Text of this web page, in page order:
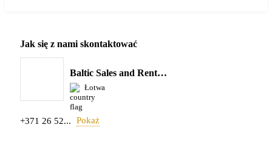
Jak się z nami skontaktować
Baltic Sales and Rent Solution SIA
Łotwa
+371 26 52... Pokaż